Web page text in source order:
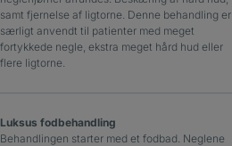
samt fjernelse af ligtorne. Denne behandling er
særligt anvendt til patienter med meget
fortykkede negle, ekstra meget hård hud eller
flere ligtorne.
Luksus fodbehandling
Behandlingen starter med et fodbad. Neglene